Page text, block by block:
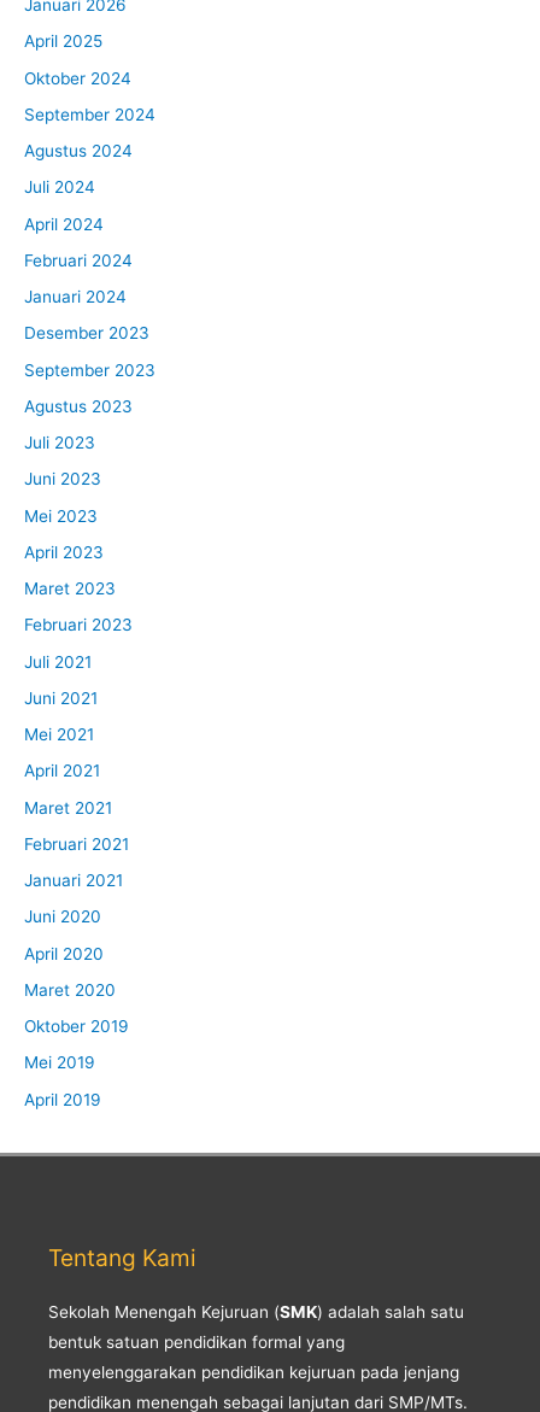
Januari 2026
April 2025
Oktober 2024
September 2024
Agustus 2024
Juli 2024
April 2024
Februari 2024
Januari 2024
Desember 2023
September 2023
Agustus 2023
Juli 2023
Juni 2023
Mei 2023
April 2023
Maret 2023
Februari 2023
Juli 2021
Juni 2021
Mei 2021
April 2021
Maret 2021
Februari 2021
Januari 2021
Juni 2020
April 2020
Maret 2020
Oktober 2019
Mei 2019
April 2019
Tentang Kami
Sekolah Menengah Kejuruan (SMK) adalah salah satu
bentuk satuan pendidikan formal yang
menyelenggarakan pendidikan kejuruan pada jenjang
pendidikan menengah sebagai lanjutan dari SMP/MTs.